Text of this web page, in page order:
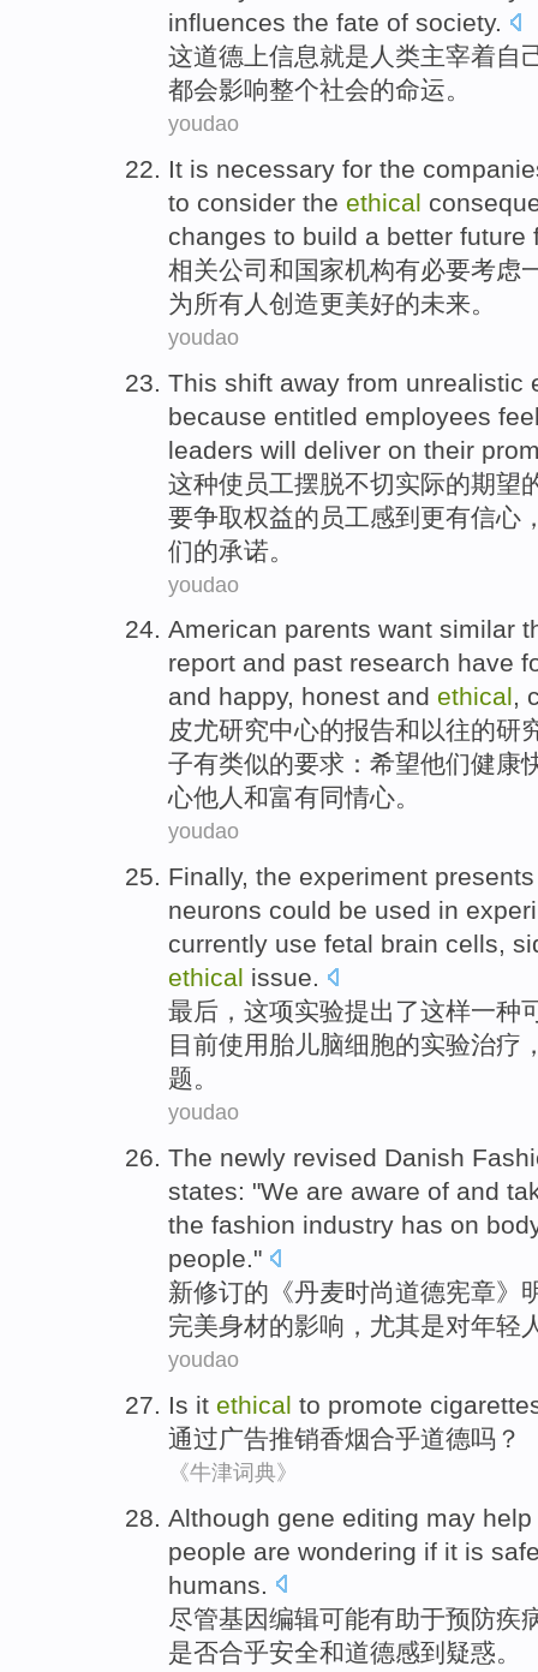
influences the fate of society.
这道德上信息就是 人类主宰着自
都会影响整个社会的命运。
youdao
It is necessary for the
to consider the ethical
changes to build a better future
相关公司 和 国家机构有必要考虑
为所有人 创造更美好的未来。
youdao
This shift away from unrealistic
because entitled employees
leaders will deliver on their
这种使 员工摆脱不切实际的期望
要争取权益的员工感到更有信心
们的承诺。
youdao
American parents want similar
report and past research have
and happy, honest and ethical,
皮尤研究中心的报告和 以往的研
子有类似的要求 ：希望他们健康
心他人 和富有同情心。
youdao
Finally, the experiment presents
neurons could be used in
currently use fetal brain cells,
ethical issue.
最后 ， 这项实验提出了这样一种
目前使用 胎儿脑细胞的实验治疗
题。
youdao
The newly revised Danish
states: "We are aware of and
the fashion industry has on
people."
新修订的 《丹麦时尚道德宪章》
完美身材的影响 ， 尤其是对年轻
youdao
Is it ethical to promote
通过广告推销香烟合乎道德吗？
《牛津词典》
Although gene editing may
people are wondering if it is
humans.
尽管基因编辑可能有助于预防疾
是否合乎安全和道德感到疑惑。